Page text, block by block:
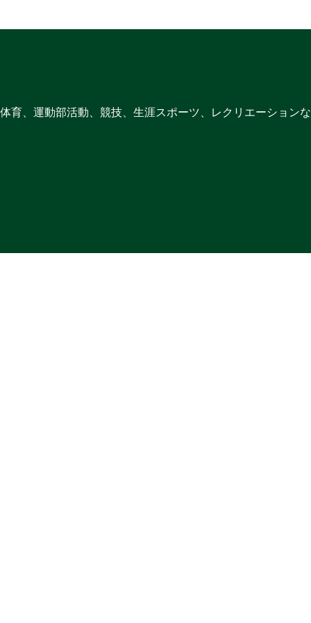
育、運動部活動、競技、生涯スポーツ、レクリエーション